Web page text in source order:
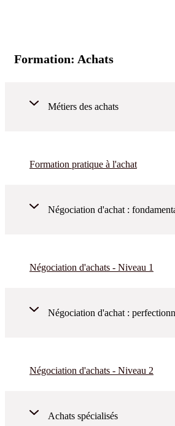
Formation: Achats
Métiers des achats
Formation pratique à l'achat
Négociation d'achat :
Négociation d'achats - Niveau 1
Négociation d'achat :
Négociation d'achats - Niveau 2
Achats spécialisés